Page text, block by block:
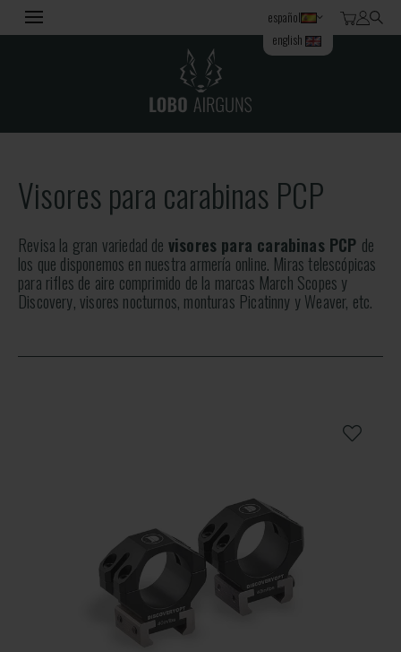
español
english
Visores para carabinas PCP
Revisa la gran variedad de visores para carabinas PCP de
los que disponemos en nuestra armería online. Miras telescópicas
para rifles de aire comprimido de la marcas March Scopes y
Discovery, visores nocturnos, monturas Picatinny y Weaver, etc.